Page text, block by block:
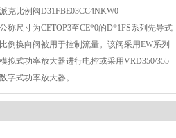
派克比例阀D31FBE03CC4NKW0
公称尺寸为CETOP3至CE*0的D*1FS系列先导式
比例换向阀被用于控制流量。该阀采用EW系列
模拟式功率放大器进行电控或采用VRD350/355
数字式功率放大器。